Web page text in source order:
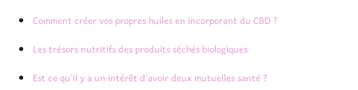
Comment créer vos propres huiles en incorporant du CBD ?
Les trésors nutritifs des produits séchés biologiques
Est ce qu’il y a un intérêt d’avoir deux mutuelles santé ?